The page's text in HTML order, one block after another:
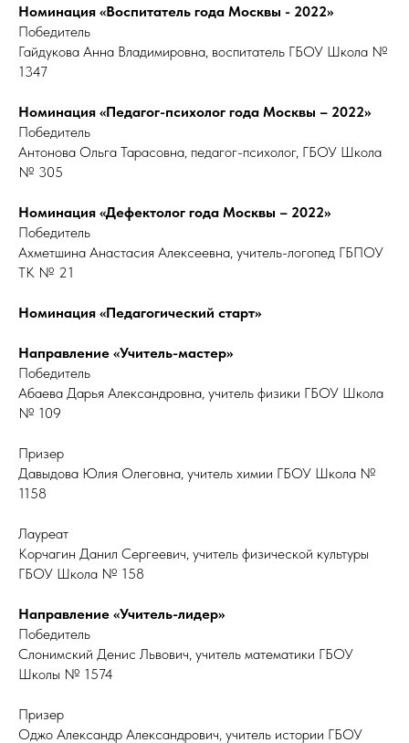
Номинация «Воспитатель года Москвы - 2022»
Победитель
Гайдукова Анна Владимировна, воспитатель ГБОУ Школа №
1347
Номинация «Педагог-психолог года Москвы – 2022»
Победитель
Антонова Ольга Тарасовна, педагог-психолог, ГБОУ Школа
№ 305
Номинация «Дефектолог года Москвы – 2022»
Победитель
Ахметшина Анастасия Алексеевна, учитель-логопед ГБПОУ
ТК № 21
Номинация «Педагогический старт»
Направление «Учитель-мастер»
Победитель
Абаева Дарья Александровна, учитель физики ГБОУ Школа
№ 109
Призер
Давыдова Юлия Олеговна, учитель химии ГБОУ Школа №
1158
Лауреат
Корчагин Данил Сергеевич, учитель физической культуры
ГБОУ Школа № 158
Направление «Учитель-лидер»
Победитель
Слонимский Денис Львович, учитель математики ГБОУ
Школы № 1574
Призер
Оджо Александр Александрович, учитель истории ГБОУ